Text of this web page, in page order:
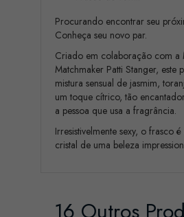
Procurando encontrar seu
Conheça seu novo par.
Criado em colaboração com a
Matchmaker Patti Stanger, este
mistura sensual de jasmim,
um toque cítrico, tão
a pessoa que usa a fragrância.
Irresistivelmente sexy, o frasco
cristal de uma beleza